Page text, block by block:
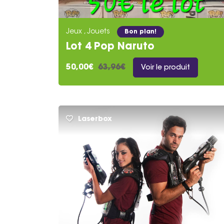
Jeux , Jouets Bon plan!
Lot 4 Pop Naruto
50,00€ 63,96€ Voir le produit
Laserbox